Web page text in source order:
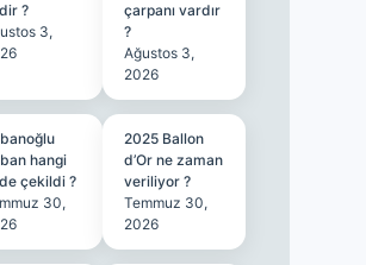
?
3,
çarpanı vardır
?
Ağustos 3,
2026
hangi
çekildi ?
30,
2025 Ballon
d’Or ne zaman
veriliyor ?
Temmuz 30,
2026